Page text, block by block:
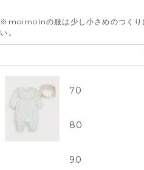
※moimolnの服は少し小さめのつくり
い。
70
80
90